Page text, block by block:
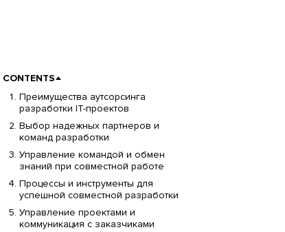
CONTENTS
Преимущества аутсорсинга
разработки IT-проектов
Выбор надежных партнеров и
команд разработки
Управление командой и обмен
знаний при совместной работе
Процессы и инструменты для
успешной совместной разработки
Управление проектами и
коммуникация с заказчиками